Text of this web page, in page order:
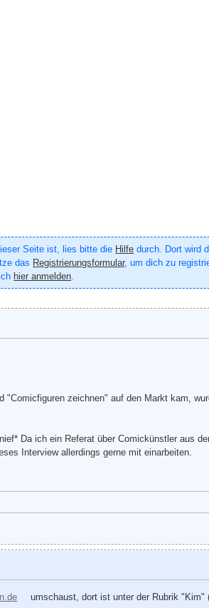
Seite ist, lies bitte die Hilfe durch. Dort wird
das Registrierungsformular, um dich zu
hier anmelden.
zeichnen" auf den Markt kam,
Da ich ein Referat über Comickünstler aus
Interview allerdings gerne mit einarbeiten.
umschaust, dort ist unter der Rubrik "Kim"